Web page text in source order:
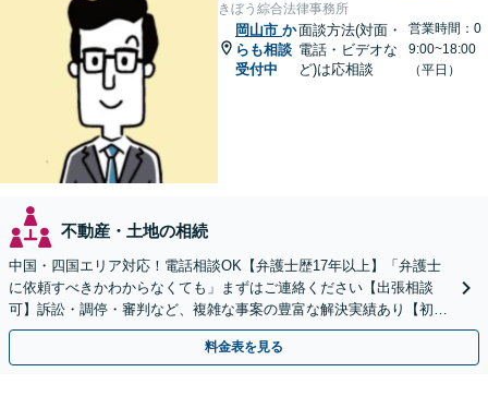
きぼう綜合法律事務所
岡山市 か
らも相談
受付中
面談方法(対面・
電話・ビデオな
ど)は応相談
営業時間：0
9:00~18:00
（平日）
不動産・土地の相続
中国・四国エリア対応！電話相談OK【弁護士歴17年以上】「弁護士
に依頼すべきかわからなくても」まずはご連絡ください【出張相談
可】訴訟・調停・審判など、複雑な事案の豊富な解決実績あり【初回
相談無料】初回面談のみで解決できるケースもあります
料金表を見る